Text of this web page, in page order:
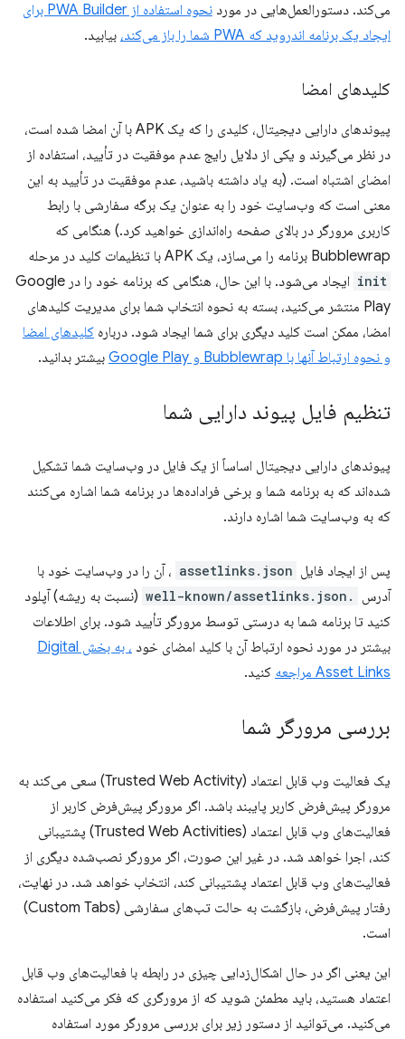
می‌کند. دستورالعمل‌هایی در مورد
نحوه استفاده از PWA Builder برای
ایجاد یک برنامه اندروید که PWA شما را باز می‌کند،
بیابید.
کلیدهای امضا
پیوندهای دارایی دیجیتال، کلیدی را که یک APK با آن امضا شده است،
در نظر می‌گیرند و یکی از دلایل رایج عدم موفقیت در تأیید، استفاده از
امضای اشتباه است. (به یاد داشته باشید، عدم موفقیت در تأیید به این
معنی است که وب‌سایت خود را به عنوان یک برگه سفارشی با رابط
کاربری مرورگر در بالای صفحه راه‌اندازی خواهید کرد.) هنگامی که
Bubblewrap برنامه را می‌سازد، یک APK با تنظیمات کلید در مرحله
init
ایجاد می‌شود. با این حال، هنگامی که برنامه خود را در Google
Play منتشر می‌کنید، بسته به نحوه انتخاب شما برای مدیریت کلیدهای
امضا، ممکن است کلید دیگری برای شما ایجاد شود. درباره کلیدهای امضا
و نحوه ارتباط آنها با Bubblewrap و Google Play
بیشتر بدانید.
تنظیم فایل پیوند دارایی شما
پیوندهای دارایی دیجیتال اساساً از یک فایل در وب‌سایت شما تشکیل
شده‌اند که به برنامه شما و برخی فراداده‌ها در برنامه شما اشاره می‌کنند
که به وب‌سایت شما اشاره دارند.
پس از ایجاد فایل assetlinks.json ، آن را در وب‌سایت خود با
آدرس
.well-known/assetlinks.json
(نسبت به ریشه) آپلود
کنید تا برنامه شما به درستی توسط مرورگر تأیید شود. برای اطلاعات
بیشتر در مورد نحوه ارتباط آن با کلید امضای خود
، به بخش Digital
Asset Links مراجعه
کنید.
بررسی مرورگر شما
یک فعالیت وب قابل اعتماد (Trusted Web Activity) سعی می‌کند به
مرورگر پیش‌فرض کاربر پایبند باشد. اگر مرورگر پیش‌فرض کاربر از
فعالیت‌های وب قابل اعتماد (Trusted Web Activities) پشتیبانی
کند، اجرا خواهد شد. در غیر این صورت، اگر مرورگر نصب‌شده دیگری از
فعالیت‌های وب قابل اعتماد پشتیبانی کند، انتخاب خواهد شد. در نهایت،
رفتار پیش‌فرض، بازگشت به حالت تب‌های سفارشی (Custom Tabs)
است.
این یعنی اگر در حال اشکال‌زدایی چیزی در رابطه با فعالیت‌های وب قابل
اعتماد هستید، باید مطمئن شوید که از مرورگری که فکر می‌کنید استفاده
می‌کنید. می‌توانید از دستور زیر برای بررسی مرورگر مورد استفاده